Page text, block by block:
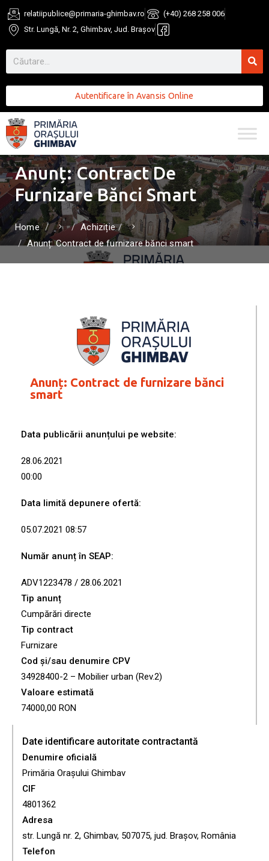
relatiipublice@primaria-ghimbav.ro
(+40) 268 258 006
Str. Lungă, Nr. 2, Ghimbav, Jud. Brașov
Autentificare în Avansis Online
Anunț: Contract De
Furnizare Bănci Smart
Home
Achiziție
Anunț: Contract de furnizare bănci smart
Anunț: Contract de furnizare bănci
smart
Data publicării anunțului pe website:
28.06.2021
00:00
Data limită depunere ofertă:
05.07.2021 08:57
Număr anunț în SEAP:
ADV1223478 / 28.06.2021
Tip anunț
Cumpărări directe
Tip contract
Furnizare
Cod și/sau denumire CPV
34928400-2 – Mobilier urban (Rev.2)
Valoare estimată
74000,00 RON
Date identificare autoritate contractantă
Denumire oficială
Primăria Orașului Ghimbav
CIF
4801362
Adresa
str. Lungă nr. 2, Ghimbav, 507075, jud. Brașov, România
Telefon